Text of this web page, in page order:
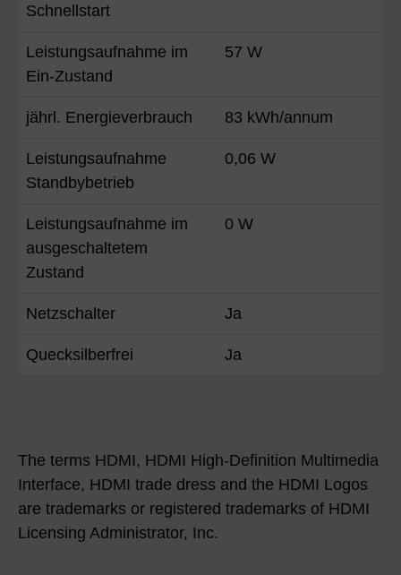
Schnellstart
Leistungsaufnahme im
Ein-Zustand
57 W
jährl. Energieverbrauch 83 kWh/annum
Leistungsaufnahme
Standbybetrieb
0,06 W
Leistungsaufnahme im
ausgeschaltetem
Zustand
0 W
Netzschalter Ja
Quecksilberfrei Ja
The terms HDMI, HDMI High-Definition Multimedia
Interface, HDMI trade dress and the HDMI Logos
are trademarks or registered trademarks of HDMI
Licensing Administrator, Inc.